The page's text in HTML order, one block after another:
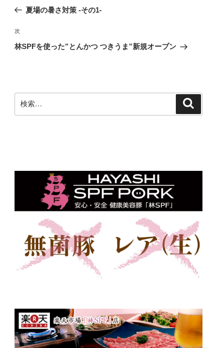
ナ
ビ
ゲ
ン
の
稿
夏場の暑さ対策 -その1-
次
の
次
林SPFを使った”とんかつ つきうま”新規オープン
索: